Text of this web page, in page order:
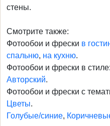
стены.
Смотрите также:
Фотообои и фрески в
спальню, на кухню.
Фотообои и фрески в стиле:
Авторский.
Фотообои и фрески с
Цветы.
Голубые/синие,